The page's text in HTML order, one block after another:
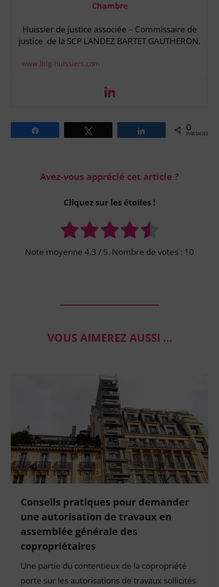
Chambre
Huissier de justice associée – Commissaire de
justice de la SCP LANDEZ BARTET GAUTHERON.
www.lblg-huissiers.com
Partagez 0
PARTAGES
Avez-vous apprécié cet article ?
Cliquez sur les étoiles !
Note moyenne 4.3 / 5. Nombre de votes : 10
VOUS AIMEREZ AUSSI ...
Conseils pratiques pour demander
une autorisation de travaux en
assemblée générale des
copropriétaires
Une partie du contentieux de la copropriété
porte sur les autorisations de travaux sollicités